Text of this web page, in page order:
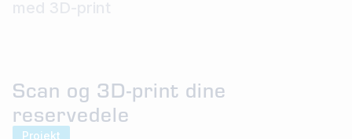
Scan og 3D-print dine
reservedele
Projekt